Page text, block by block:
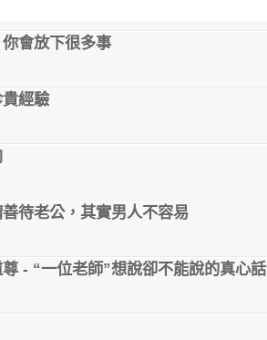
會放下很多事
經驗
待老公，其實男人不容易
- “一位老師”想說卻不能說的真心話